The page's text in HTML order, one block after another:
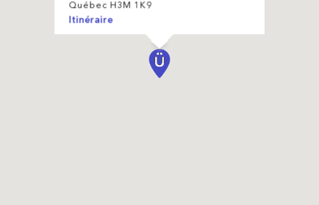
Québec H3M 1K9
Itinéraire